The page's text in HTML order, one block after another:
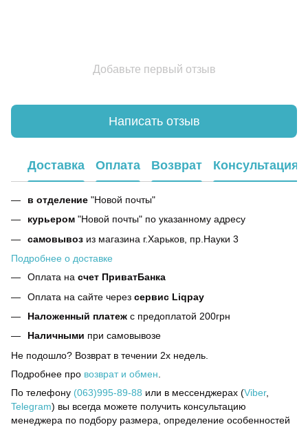
Добавьте первый отзыв
Написать отзыв
Доставка Оплата Возврат Консультация
в отделение "Новой почты"
курьером "Новой почты" по указанному адресу
самовывоз из магазина г.Харьков, пр.Науки 3
Подробнее о доставке
Оплата на счет ПриватБанка
Оплата на сайте через сервис Liqpay
Наложенный платеж с предоплатой 200грн
Наличными при самовывозе
Не подошло? Возврат в течении 2х недель.
Подробнее про возврат и обмен
По телефону (063)995-89-88 или в мессенджерах (Viber,
Telegram) вы всегда можете получить консультацию
менеджера по подбору размера, определение особенностей